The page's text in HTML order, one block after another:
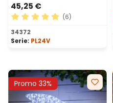
45,25 €
Valutazione media di 5 su
(6)
34372
Serie: PL24V
Promo 33%